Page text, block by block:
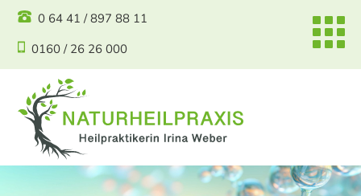
0 64 41 / 897 88 11
0160 / 26 26 000